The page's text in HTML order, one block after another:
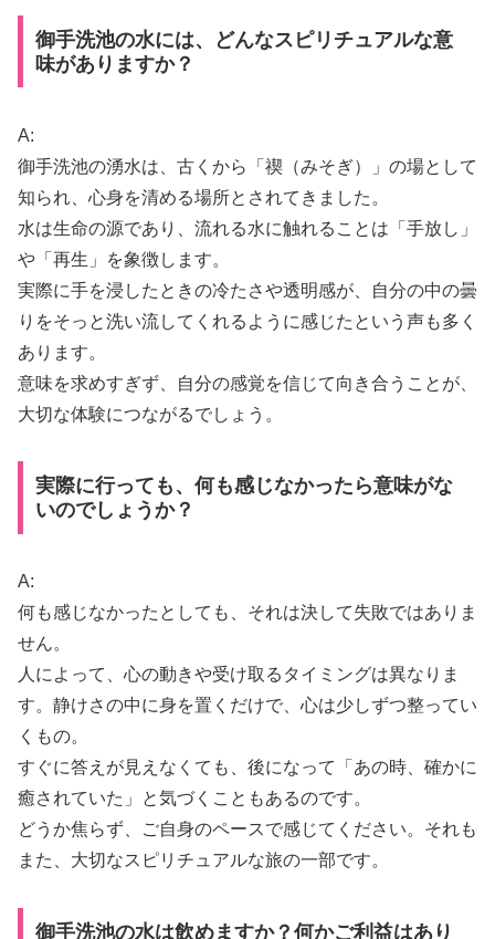
御手洗池の水には、どんなスピリチュアルな意
味がありますか？
A:
御手洗池の湧水は、古くから「禊（みそぎ）」の場として
知られ、心身を清める場所とされてきました。
水は生命の源であり、流れる水に触れることは「手放し」
や「再生」を象徴します。
実際に手を浸したときの冷たさや透明感が、自分の中の曇
りをそっと洗い流してくれるように感じたという声も多く
あります。
意味を求めすぎず、自分の感覚を信じて向き合うことが、
大切な体験につながるでしょう。
実際に行っても、何も感じなかったら意味がな
いのでしょうか？
A:
何も感じなかったとしても、それは決して失敗ではありま
せん。
人によって、心の動きや受け取るタイミングは異なりま
す。静けさの中に身を置くだけで、心は少しずつ整ってい
くもの。
すぐに答えが見えなくても、後になって「あの時、確かに
癒されていた」と気づくこともあるのです。
どうか焦らず、ご自身のペースで感じてください。それも
また、大切なスピリチュアルな旅の一部です。
御手洗池の水は飲めますか？何かご利益はあり